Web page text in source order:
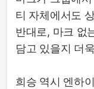
티 자체에서도
반대로, 마크 없
담고 있을지 더
희승 역시 엔하